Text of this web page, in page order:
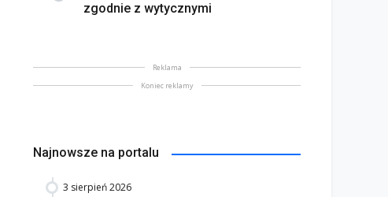
zgodnie z wytycznymi
Reklama
Koniec reklamy
Najnowsze na portalu
3 sierpień 2026